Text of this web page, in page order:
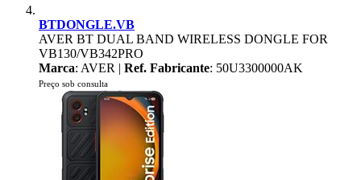
BTDONGLE.VB
AVER BT DUAL BAND WIRELESS DONGLE FOR
VB130/VB342PRO
Marca: AVER | Ref. Fabricante: 50U3300000AK
Preço sob consulta